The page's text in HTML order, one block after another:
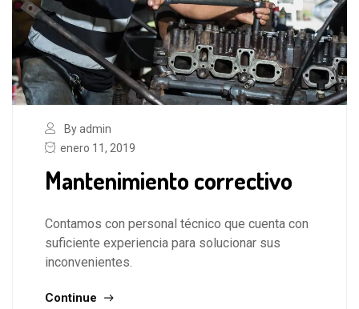
By admin
enero 11, 2019
Mantenimiento correctivo
Contamos con personal técnico que cuenta con
suficiente experiencia para solucionar sus
inconvenientes.
Continue